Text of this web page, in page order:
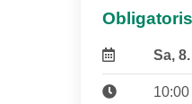
Sa,